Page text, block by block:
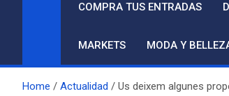
COMPRA TUS ENTRADAS
MARKETS MODA Y
Home Actualidad Us deixem algunes